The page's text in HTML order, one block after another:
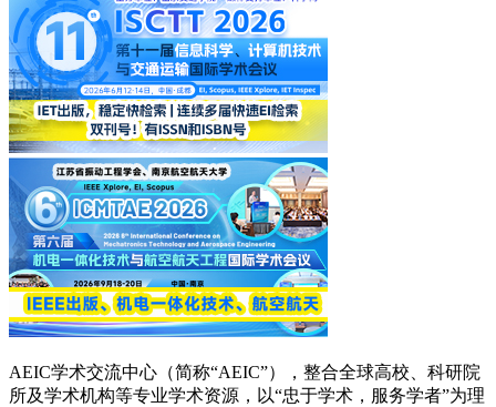
AEIC学术交流中心（简称“AEIC”），整合全球高校、科研院
所及学术机构等专业学术资源，以“忠于学术，服务学者”为理